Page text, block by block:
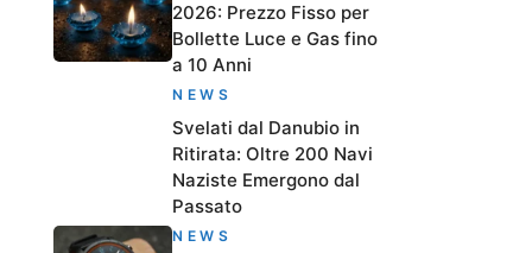
2026: Prezzo Fisso per
Bollette Luce e Gas fino
a 10 Anni
NEWS
Svelati dal Danubio in
Ritirata: Oltre 200 Navi
Naziste Emergono dal
Passato
NEWS